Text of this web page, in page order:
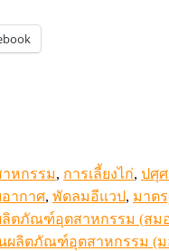
หกรรม, การเลี้ยงไก่, ปศุ
ากาศ, พัดลมอีแวป, มาต
ลิตภัณฑ์อุตสาหกรรม (สม
ผลิตภัณฑ์อุตสาหกรรม (ม